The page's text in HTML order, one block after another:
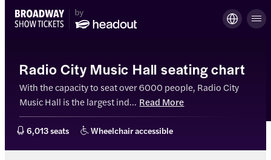
Radio City Music Hall seating chart
With the capacity to seat over 6000 people, Radio City
Music Hall is the largest ind... Read More
6,013 seats Wheelchair accessible